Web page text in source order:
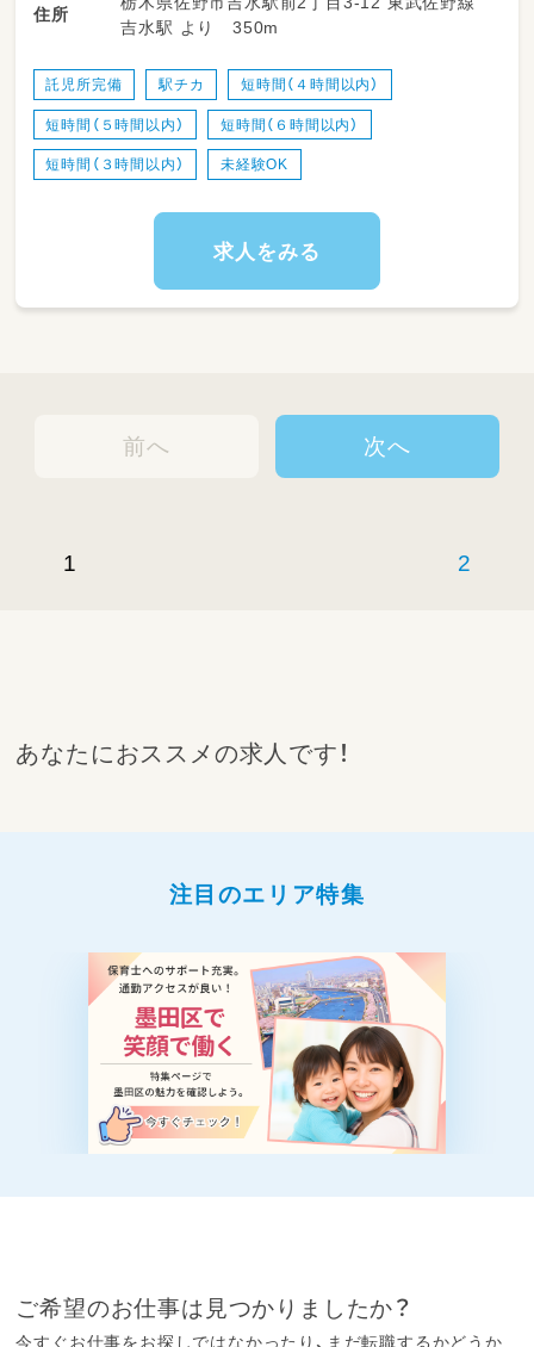
〇食事介助
〇保護者対応
〇環境整備、掃除など
住所
吉水駅 より 350m
託児所完備 駅チカ 短時間（４時間以内）
短時間（５時間以内） 短時間（６時間以内）
短時間（３時間以内） 未経験OK
求人をみる
前へ
1 2
次へ
あなたにおススメの求人です！
注目のエリア特集
ご希望のお仕事は見つかりましたか？
今すぐお仕事をお探しではなかったり、まだ転職するかどうか